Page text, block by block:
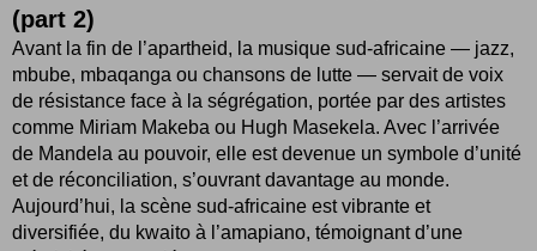
(part 2)
Avant la fin de l’apartheid, la musique sud-africaine — jazz,
mbube, mbaqanga ou chansons de lutte — servait de voix
de résistance face à la ségrégation, portée par des artistes
comme Miriam Makeba ou Hugh Masekela. Avec l’arrivée
de Mandela au pouvoir, elle est devenue un symbole d’unité
et de réconciliation, s’ouvrant davantage au monde.
Aujourd’hui, la scène sud-africaine est vibrante et
diversifiée, du kwaito à l’amapiano, témoignant d’une